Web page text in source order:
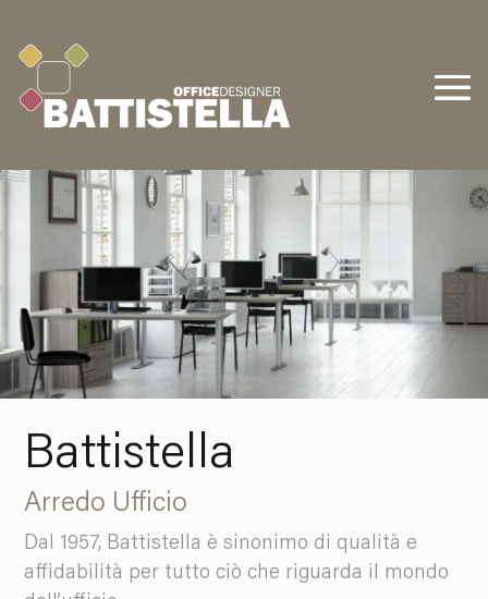
Battistella
Arredo Ufficio
Dal 1957, Battistella è sinonimo di qualità e
affidabilità per tutto ciò che riguarda il mondo